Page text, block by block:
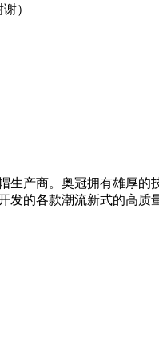
）
生产商。奥冠拥有雄厚
发的各款潮流新式的高